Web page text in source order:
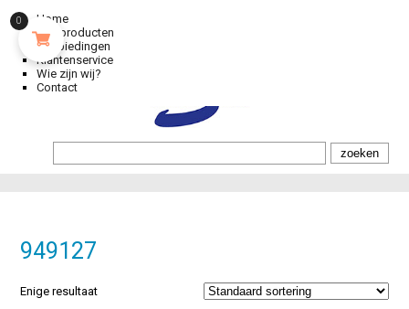
Home
Alle producten
Aanbiedingen
Klantenservice
Wie zijn wij?
Contact
949127
Enige resultaat
0